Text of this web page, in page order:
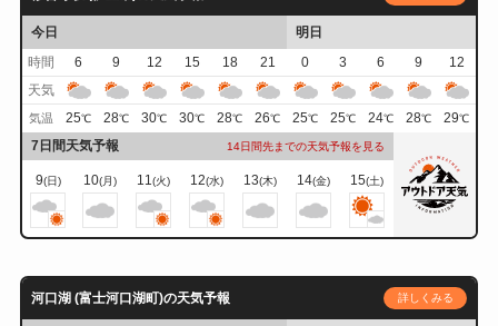
今日
明日
時間
6 9 12 15 18 21 0 3 6 9
12
天気
気温 25℃ 28℃ 30℃ 30℃ 28℃ 26℃ 25℃ 25℃ 24℃ 28℃ 29℃
7日間天気予報 14日間先までの天気予報を見る
9(日) 10(月) 11(火) 12(水) 13(木) 14(金) 15(土)
河口湖 (富士河口湖町)の天気予報 詳しくみる